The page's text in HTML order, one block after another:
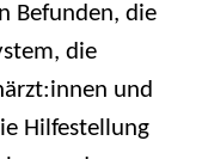
Befunden, die
die
und
Hilfestellung